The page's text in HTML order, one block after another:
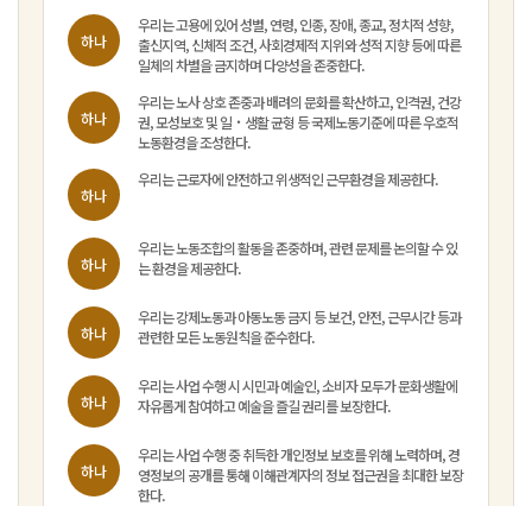
하나
우리는 고용에 있어 성별, 연령, 인종, 장애, 종교, 정치적 성향,
출신지역, 신체적 조건, 사회경제적 지위와 성적 지향 등에 따른
일체의 차별을 금지하며 다양성을 존중한다.
하나
우리는 노사 상호 존중과 배려의 문화를 확산하고, 인격권, 건강
권, 모성보호 및 일‧생활 균형 등 국제노동기준에 따른 우호적
노동환경을 조성한다.
하나
우리는 근로자에 안전하고 위생적인 근무환경을 제공한다.
하나
우리는 노동조합의 활동을 존중하며, 관련 문제를 논의할 수 있
는 환경을 제공한다.
하나
우리는 강제노동과 아동노동 금지 등 보건, 안전, 근무시간 등과
관련한 모든 노동원칙을 준수한다.
하나
우리는 사업 수행 시 시민과 예술인, 소비자 모두가 문화생활에
자유롭게 참여하고 예술을 즐길 권리를 보장한다.
하나
우리는 사업 수행 중 취득한 개인정보 보호를 위해 노력하며, 경
영정보의 공개를 통해 이해관계자의 정보 접근권을 최대한 보장
한다.